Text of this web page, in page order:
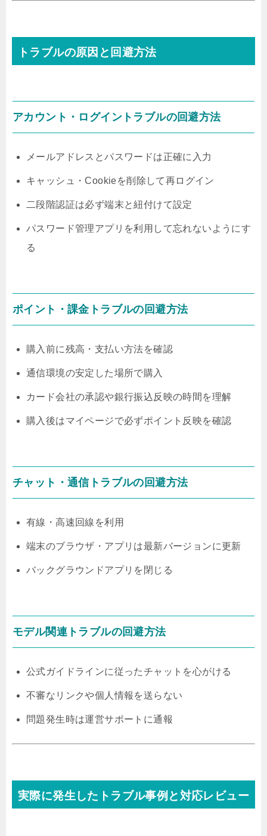
トラブルの原因と回避方法
アカウント・ログイントラブルの回避方法
メールアドレスとパスワードは正確に入力
キャッシュ・Cookieを削除して再ログイン
二段階認証は必ず端末と紐付けて設定
パスワード管理アプリを利用して忘れないようにす
る
ポイント・課金トラブルの回避方法
購入前に残高・支払い方法を確認
通信環境の安定した場所で購入
カード会社の承認や銀行振込反映の時間を理解
購入後はマイページで必ずポイント反映を確認
チャット・通信トラブルの回避方法
有線・高速回線を利用
端末のブラウザ・アプリは最新バージョンに更新
バックグラウンドアプリを閉じる
モデル関連トラブルの回避方法
公式ガイドラインに従ったチャットを心がける
不審なリンクや個人情報を送らない
問題発生時は運営サポートに通報
実際に発生したトラブル事例と対応レビュー